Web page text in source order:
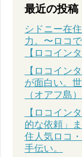
最近の投稿
シドニー在
力。〜ロコ
【ロコイン
【ロコイン
が面白い。
（オアフ島
【ロコイン
的な依頼」
住人気ロコ
手伝い。